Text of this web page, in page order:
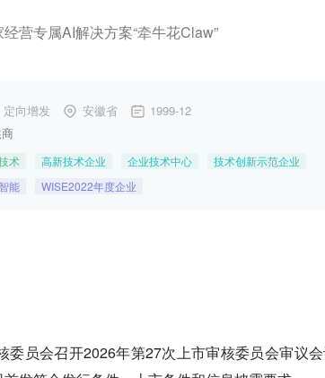
营专属AI解决方案“牵牛花Claw”
定向增发 安徽省 1999-12
术 高新技术企业 企业技术中心
技术创新示范企业
能
WISE2022年度企业
委员会召开2026年第27次上市审核委员会审议会